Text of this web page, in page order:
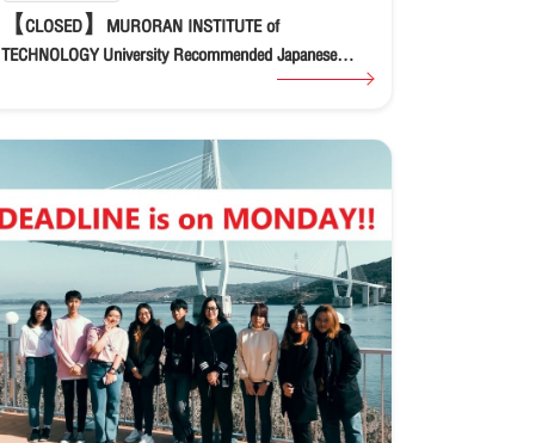
【CLOSED】MURORAN INSTITUTE of
TECHNOLOGY University Recommended Japanese